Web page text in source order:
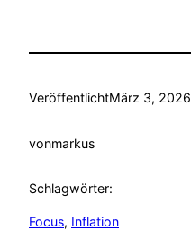
VeröffentlichtMärz 3, 2026
vonmarkus
Schlagwörter:
Focus, Inflation